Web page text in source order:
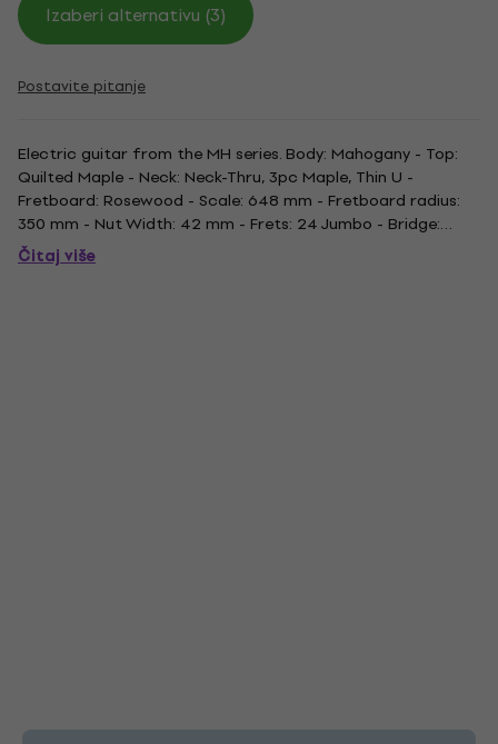
Izaberi alternativu (3)
Postavite pitanje
Electric guitar from the MH series. Body: Mahogany - Top:
Quilted Maple - Neck: Neck-Thru, 3pc Maple, Thin U -
Fretboard: Rosewood - Scale: 648 mm - Fretboard radius:
350 mm - Nut Width: 42 mm - Frets: 24 Jumbo - Bridge:
TOM - Neck Pickup: EMG 85 - Bridge Pickup: EMG 81 - Finish:
See Thru Black.
Čitaj više